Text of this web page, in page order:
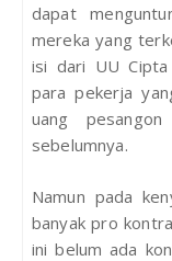
dapat
mereka yang
isi dari UU
para pekerja
uang
sebelumnya.
Namun pada
banyak pro
ini belum ada